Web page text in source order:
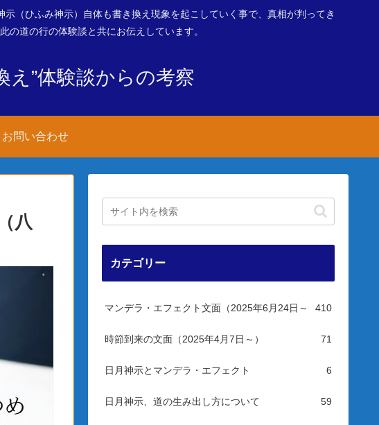
（ひふみ神示）自体も書き換え現象を起こしていく事で、真相が判ってき
道の行の体験談と共にお伝えしています。
え”体験談からの考察
お問い合わせ
八
カテゴリー
マンデラ・エフェクト文面（2025年6月24日～ 410
時節到来の文面（2025年4月7日～） 71
日月神示とマンデラ・エフェクト 6
日月神示、道の生み出し方について 59